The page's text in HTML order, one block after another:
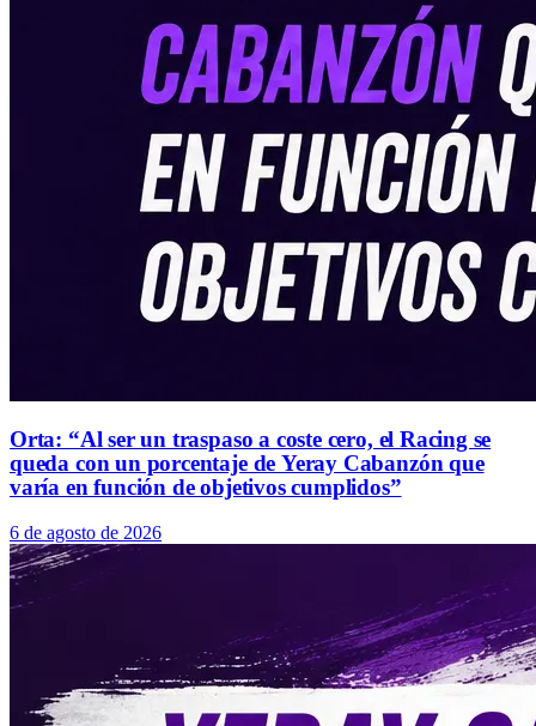
Orta: “Al ser un traspaso a coste cero, el Racing se
queda con un porcentaje de Yeray Cabanzón que
varía en función de objetivos cumplidos”
6 de agosto de 2026